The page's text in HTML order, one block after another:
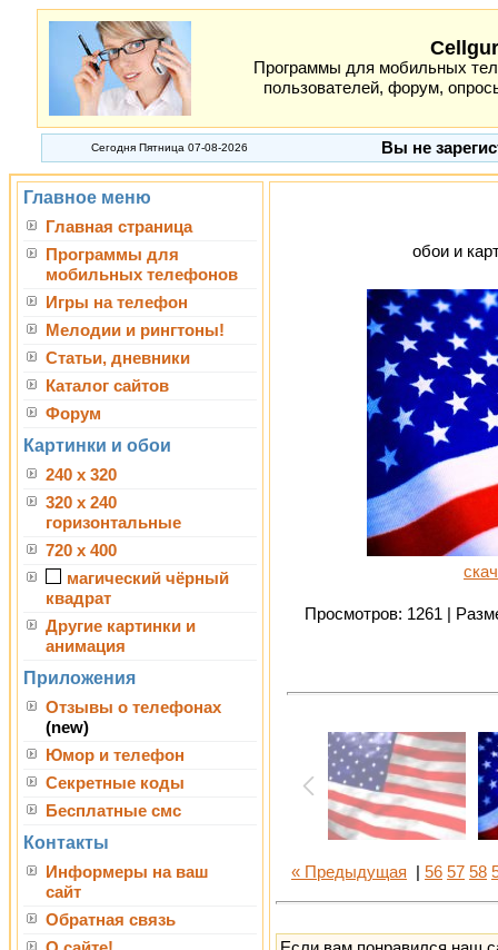
Программы для мобильных
пользователей, форум,
Сегодня Пятница 07-08-2026 Вы не
Главное меню
Главная страница
Программы для
мобильных телефонов
Игры на телефон
Мелодии и рингтоны!
Статьи, дневники
Каталог сайтов
Форум
Картинки и обои
240 x 320
320 x 240
горизонтальные
720 x 400
магический чёрный
квадрат
Другие картинки и
анимация
Приложения
Отзывы о телефонах
(new)
Юмор и телефон
Секретные коды
Бесплатные смс
Контакты
Информеры на ваш
сайт
Обратная связь
обои и
Просмотров: 1261 |
« Предыдущая 56 57 58